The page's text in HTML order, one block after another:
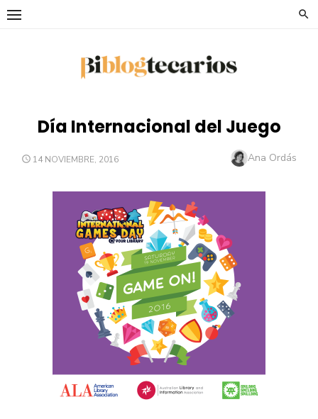
Saltar
Día Internacional del Juego
PUBLICADO
14 NOVIEMBRE, 2016 Autor
Ana Ordás